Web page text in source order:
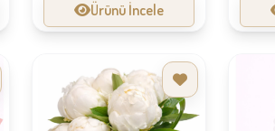
Ürünü İncele